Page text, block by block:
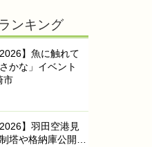
ンキング
2026】魚に触れて
かな」イベント
市
2026】羽田空港見
塔や格納庫公開…